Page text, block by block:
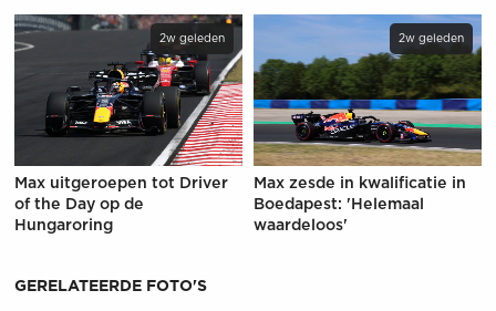
2w geleden
Max uitgeroepen tot Driver
of the Day op de
Hungaroring
2w geleden
Max zesde in kwalificatie in
Boedapest: 'Helemaal
waardeloos'
GERELATEERDE FOTO'S